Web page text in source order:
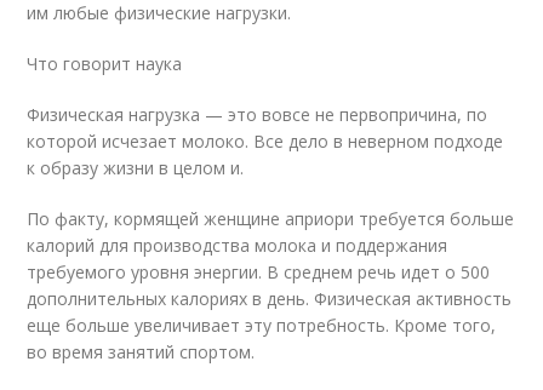
им любые физические нагрузки.
Что говорит наука
Физическая нагрузка — это вовсе не первопричина, по
которой исчезает молоко. Все дело в неверном подходе
к образу жизни в целом и.
По факту, кормящей женщине априори требуется больше
калорий для производства молока и поддержания
требуемого уровня энергии. В среднем речь идет о 500
дополнительных калориях в день. Физическая активность
еще больше увеличивает эту потребность. Кроме того,
во время занятий спортом.